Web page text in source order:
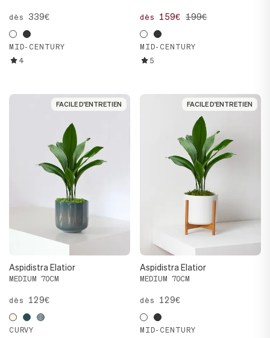
dès339€
MID-CENTURY
4
dès 159€199€
MID-CENTURY
5
FACILE D'ENTRETIEN
FACILE D'ENTRETIEN
Aspidistra Elatior
MEDIUM 70CM
dès 129€
CURVY
FACILE D'ENTRETIEN
FACILE D'ENTRETIEN
Aspidistra Elatior
MEDIUM 70CM
dès 129€
MID-CENTURY